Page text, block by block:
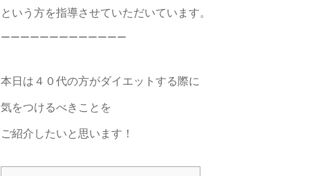
という方を指導させていただいています。
ーーーーーーーーーーーーー
本日は４０代の方がダイエットする際に
気をつけるべきことを
ご紹介したいと思います！